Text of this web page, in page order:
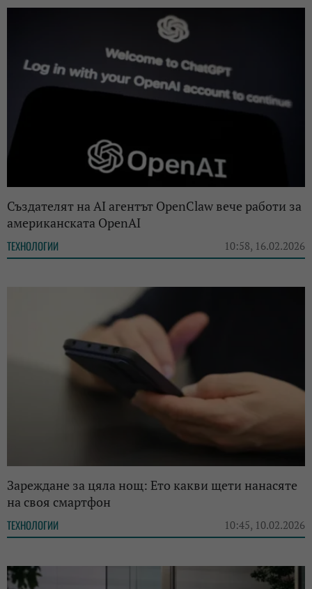
Създателят на AI агентът OpenClaw вече работи за
американската OpenAI
ТЕХНОЛОГИИ 10:58, 16.02.2026
Зареждане за цяла нощ: Ето какви щети нанасяте
на своя смартфон
ТЕХНОЛОГИИ 10:45, 10.02.2026